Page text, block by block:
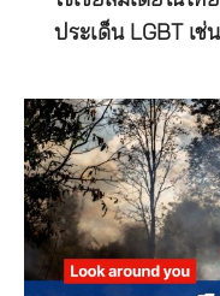
ประเด็น LGBT เช่